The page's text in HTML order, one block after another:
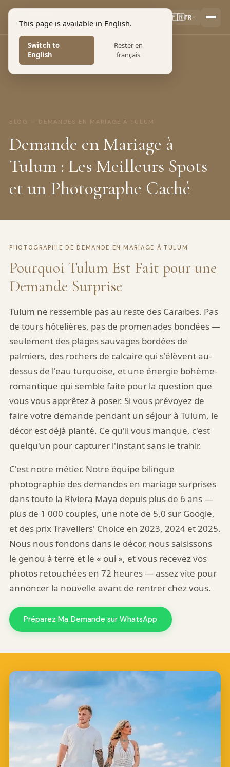
This page is available in English.
Switch to
English
Rester en
français
PHOTOGRAPHERS
🇫🇷FR
BLOG — DEMANDES EN MARIAGE À TULUM
Demande en Mariage à
Tulum : Les Meilleurs Spots
et un Photographe Caché
PHOTOGRAPHIE DE DEMANDE EN MARIAGE À TULUM
Pourquoi Tulum Est Fait pour une
Demande Surprise
Tulum ne ressemble pas au reste des Caraïbes. Pas
de tours hôtelières, pas de promenades bondées —
seulement des plages sauvages bordées de
palmiers, des rochers de calcaire qui s'élèvent au-
dessus de l'eau turquoise, et une énergie bohème-
romantique qui semble faite pour la question que
vous vous apprêtez à poser. Si vous prévoyez de
faire votre demande pendant un séjour à Tulum, le
décor est déjà planté. Ce qu'il vous manque, c'est
quelqu'un pour capturer l'instant sans le trahir.
C'est notre métier. Notre équipe bilingue
photographie des demandes en mariage surprises
dans toute la Riviera Maya depuis plus de 6 ans —
plus de 1 000 couples, une note de 5,0 sur Google,
et des prix Travellers' Choice en 2023, 2024 et 2025.
Nous nous fondons dans le décor, nous saisissons
le genou à terre et le « oui », et vous recevez vos
photos retouchées en 72 heures — assez vite pour
annoncer la nouvelle avant de rentrer chez vous.
Préparez Ma Demande sur WhatsApp